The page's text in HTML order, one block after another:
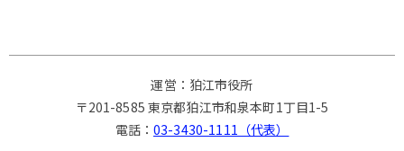
運営：狛江市役所
〒201-8585 東京都狛江市和泉本町1丁目1-5
電話：03-3430-1111（代表）